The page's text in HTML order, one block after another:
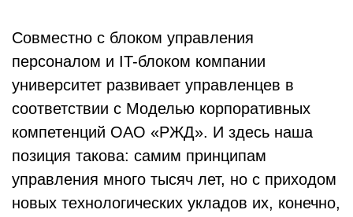
Совместно с блоком управления
персоналом и IT-блоком компании
университет развивает управленцев в
соответствии с Моделью корпоративных
компетенций ОАО «РЖД». И здесь наша
позиция такова: самим принципам
управления много тысяч лет, но с приходом
новых технологических укладов их, конечно,